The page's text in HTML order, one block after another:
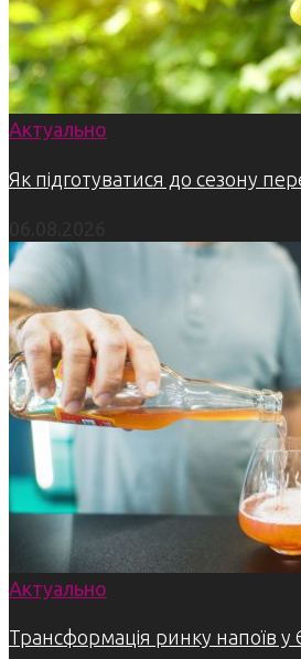
Актуально
Як підготуватися до сезону
Актуально
Трансформація ринку напоїв у